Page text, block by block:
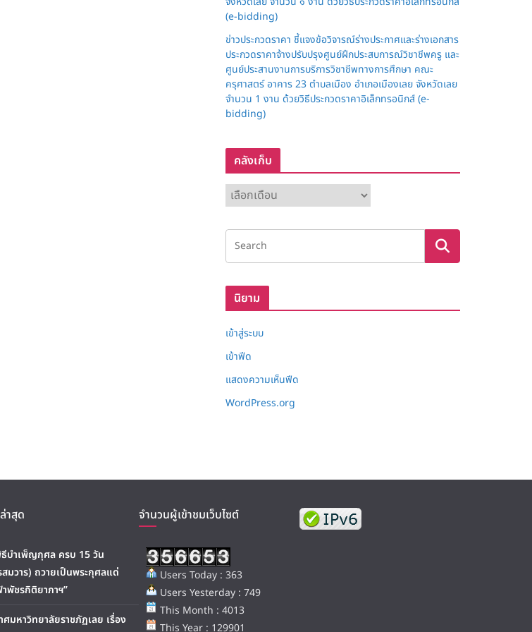
(e-bidding)
ข่าวประกวดราคา ชี้แจงข้อวิจารณ์ร่างประกาศและร่างเอกสาร
ประกวดราคาจ้างปรับปรุงศูนย์ฝึกประสบการณ์วิชาชีพครู และ
ศูนย์ประสานงานการบริการวิชาชีพทางการศึกษา คณะ
ครุศาสตร์ อาคาร 23 ตำบลเมือง อำเภอเมืองเลย จังหวัดเลย
จำนวน 1 งาน ด้วยวิธีประกวดราคาอิเล็กทรอนิกส์ (e-
bidding)
คลังเก็บ
ลั
ง
ก็
นิยาม
เข้าสู่ระบบ
เข้าฟีด
แสดงความเห็นฟีด
WordPress.org
าสุด
บำเพ็ญกุศล ครบ 15 วัน
มวาร) ถวายเป็นพระกุศลแด่
าพัชรกิติยาภาฯ”
ศมหาวิทยาลัยราชภัฏเลย เรื่อง
จำนวนผู้เข้าชมเว็บไซต์
Users Today : 363
Users Yesterday : 749
This Month : 4013
This Year : 129901